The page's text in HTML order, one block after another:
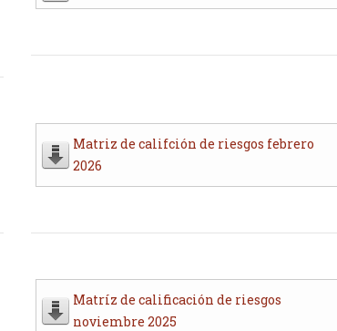
Matriz de califción de riesgos febrero
2026
Matríz de calificación de riesgos
noviembre 2025